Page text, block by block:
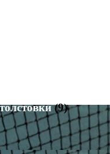
(9)